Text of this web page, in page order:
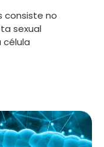
consiste no
sexual
célula